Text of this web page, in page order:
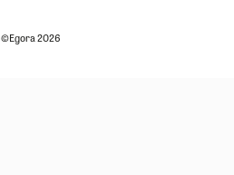
©Egora 2026